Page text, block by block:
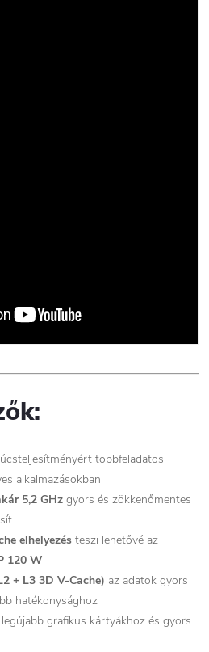
többfeladatos
alkalmazásokban
5,2 GHz gyors és zökkenőmentes
elhelyezés teszi lehetővé az
120 W
+ L3 3D V-Cache) az adatok gyors
hatékonysághoz
legújabb grafikus kártyákhoz és gyors